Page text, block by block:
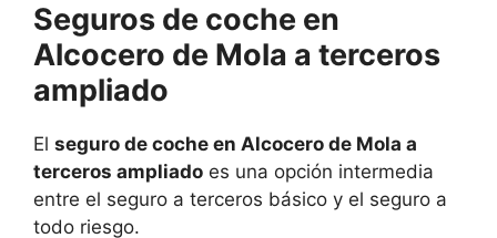
Seguros de coche en
Alcocero de Mola a terceros
ampliado
El seguro de coche en Alcocero de Mola a
terceros ampliado es una opción intermedia
entre el seguro a terceros básico y el seguro a
todo riesgo.